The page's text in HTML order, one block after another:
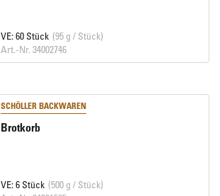
VE: 60 Stück (95 g / Stück)
Art.-Nr. 34002746
SCHÖLLER BACKWAREN
Brotkorb
VE: 6 Stück (500 g / Stück)